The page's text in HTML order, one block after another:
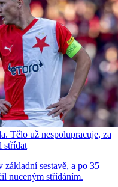
Tělo už nespolupracuje, za
střídat
sestavě, a po 35
nuceným střídáním.